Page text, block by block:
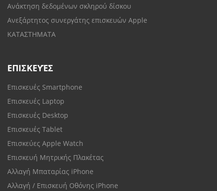
Ανάκτηση δεδομένων σκληρού δίσκου
Ανεξάρτητος συνεργάτης επισκευών Apple
ΚΑΤΑΣΤΗΜΑΤΑ
ΕΠΙΣΚΕΥΈΣ
Επισκευές Smartphone
Επισκευές Laptop
Επισκευές Desktop
Επισκευές Tablet
Επισκεύες Apple Watch
Επισκευή Μητρικής Πλακέτας
Αλλαγή Μπαταρίας iPhone
Αλλαγή / Επισκευή Οθόνης iPhone